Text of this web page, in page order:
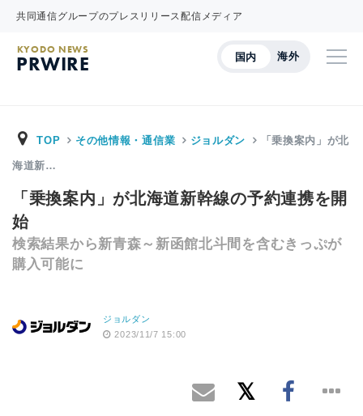
共同通信グループのプレスリリース配信メディア
国内 海外
KYODO NEWS
PRWIRE
TOP その他情報・通信業 ジョルダン 「乗換案内」が北
海道新…
「乗換案内」が北海道新幹線の予約連携を開
始
検索結果から新青森～新函館北斗間を含むきっぷが
購入可能に
ジョルダン
2023/11/7 15:00